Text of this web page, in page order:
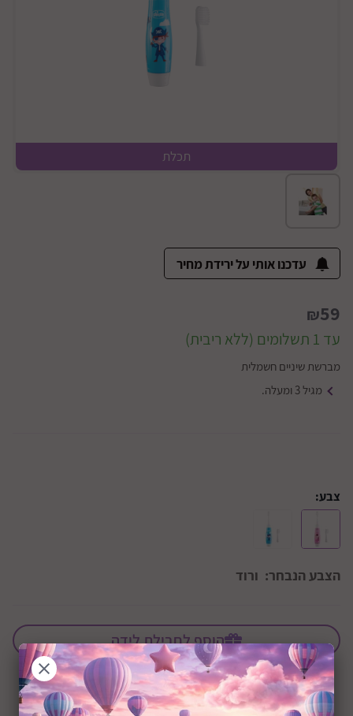
תכלת
להמחשה
עדכנו אותי על ירידת מחיר
₪59
עד 1 תשלומים (ללא ריבית)
מברשת שיניים חשמלית
מגיל 3 ומעלה.
צבע:
הצבע הנבחר: ורוד
הוסף לחבילת לידה
+36M שיתוף: